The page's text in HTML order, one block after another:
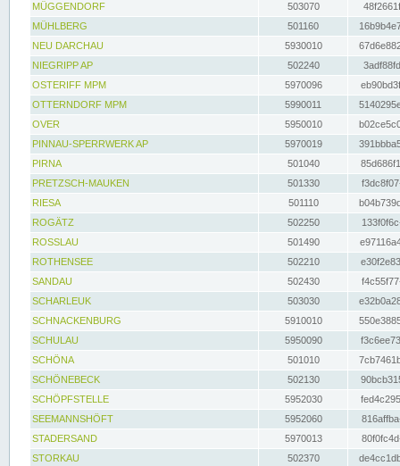
MÜGGENDORF
503070
MÜHLBERG
501160
NEU DARCHAU
5930010
NIEGRIPP AP
502240
OSTERIFF MPM
5970096
OTTERNDORF MPM
5990011
OVER
5950010
PINNAU-SPERRWERK AP
5970019
PIRNA
501040
PRETZSCH-MAUKEN
501330
RIESA
501110
ROGÄTZ
502250
ROSSLAU
501490
ROTHENSEE
502210
SANDAU
502430
SCHARLEUK
503030
SCHNACKENBURG
5910010
SCHULAU
5950090
SCHÖNA
501010
SCHÖNEBECK
502130
SCHÖPFSTELLE
5952030
SEEMANNSHÖFT
5952060
STADERSAND
5970013
STORKAU
502370